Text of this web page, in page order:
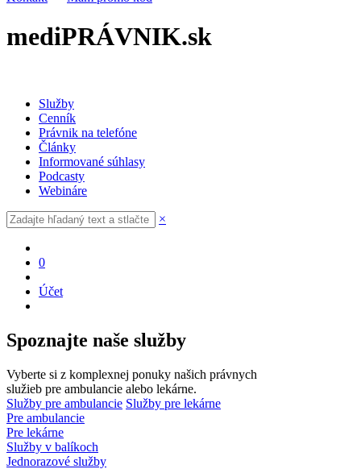
mediPRÁVNIK.sk
Služby
Cenník
Právnik na telefóne
Články
Informované súhlasy
Podcasty
Webináre
×
0
Účet
Spoznajte naše služby
Vyberte si z komplexnej ponuky našich právnych
služieb pre ambulancie alebo lekárne.
Služby pre ambulancie Služby pre lekárne
Pre ambulancie
Pre lekárne
Služby v balíkoch
Jednorazové služby